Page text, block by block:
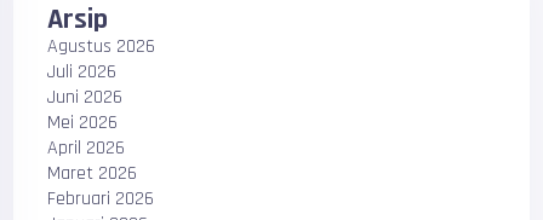
Arsip
Agustus 2026
Juli 2026
Juni 2026
Mei 2026
April 2026
Maret 2026
Februari 2026